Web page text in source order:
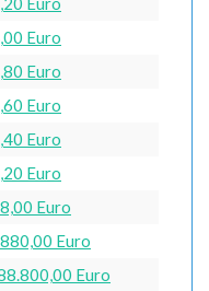
Euro
Euro
Euro
Euro
Euro
Euro
Euro
Euro